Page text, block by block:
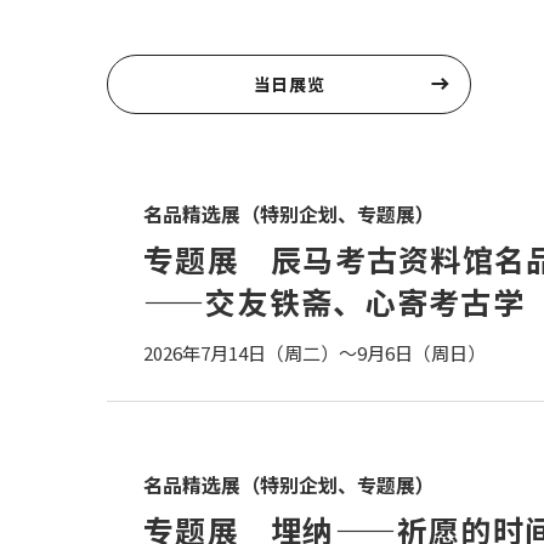
当日展览
名品精选展（特别企划、专题展）
专题展 辰马考古资料馆名
——交友铁斋、心寄考古学
2026年7月14日（周二）～9月6日（周日）
名品精选展（特别企划、专题展）
专题展 埋纳——祈愿的时